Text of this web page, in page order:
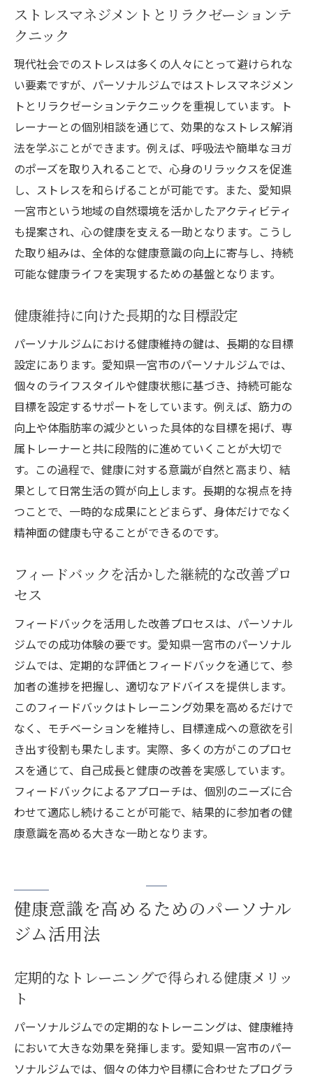
ストレスマネジメントとリラクゼーションテ
クニック
現代社会でのストレスは多くの人々にとって避けられな
い要素ですが、パーソナルジムではストレスマネジメン
トとリラクゼーションテクニックを重視しています。ト
レーナーとの個別相談を通じて、効果的なストレス解消
法を学ぶことができます。例えば、呼吸法や簡単なヨガ
のポーズを取り入れることで、心身のリラックスを促進
し、ストレスを和らげることが可能です。また、愛知県
一宮市という地域の自然環境を活かしたアクティビティ
も提案され、心の健康を支える一助となります。こうし
た取り組みは、全体的な健康意識の向上に寄与し、持続
可能な健康ライフを実現するための基盤となります。
健康維持に向けた長期的な目標設定
パーソナルジムにおける健康維持の鍵は、長期的な目標
設定にあります。愛知県一宮市のパーソナルジムでは、
個々のライフスタイルや健康状態に基づき、持続可能な
目標を設定するサポートをしています。例えば、筋力の
向上や体脂肪率の減少といった具体的な目標を掲げ、専
属トレーナーと共に段階的に進めていくことが大切で
す。この過程で、健康に対する意識が自然と高まり、結
果として日常生活の質が向上します。長期的な視点を持
つことで、一時的な成果にとどまらず、身体だけでなく
精神面の健康も守ることができるのです。
フィードバックを活かした継続的な改善プロ
セス
フィードバックを活用した改善プロセスは、パーソナル
ジムでの成功体験の要です。愛知県一宮市のパーソナル
ジムでは、定期的な評価とフィードバックを通じて、参
加者の進捗を把握し、適切なアドバイスを提供します。
このフィードバックはトレーニング効果を高めるだけで
なく、モチベーションを維持し、目標達成への意欲を引
き出す役割も果たします。実際、多くの方がこのプロセ
スを通じて、自己成長と健康の改善を実感しています。
フィードバックによるアプローチは、個別のニーズに合
わせて適応し続けることが可能で、結果的に参加者の健
康意識を高める大きな一助となります。
健康意識を高めるためのパーソナル
ジム活用法
定期的なトレーニングで得られる健康メリッ
ト
パーソナルジムでの定期的なトレーニングは、健康維持
において大きな効果を発揮します。愛知県一宮市のパー
ソナルジムでは、個々の体力や目標に合わせたプログラ